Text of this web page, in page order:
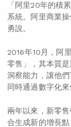
「阿里20年的積
系統。阿里商業
勇說。
2016年10月，阿
零售」，其本質
洞察能力，讓他
同時通過數字化來
兩年以來，新零
合生成新的增長